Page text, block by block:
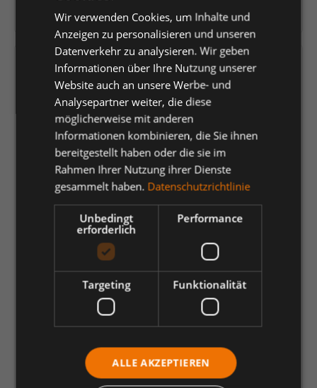
Herstellernummer: 1158-237
Versandfertig in 4 Tagen, Lieferzeit 1-3 Tage
Farbeauswählen
Gelb/Blue Ink
Orange/Anthrazit Grau Orange/Blue ink Orange/Grün
auswählen
4XL 6XL
XL XS
Anzahl verringern Anzahl erhöhen
Wir verwenden Cookies, um Inhalte und
Anzeigen zu personalisieren und unseren
Datenverkehr zu analysieren. Wir geben
Informationen über Ihre Nutzung unserer
Website auch an unsere Werbe- und
Analysepartner weiter, die diese
möglicherweise mit anderen
Informationen kombinieren, die Sie ihnen
bereitgestellt haben oder die sie im
Rahmen Ihrer Nutzung ihrer Dienste
gesammelt haben. Datenschutzrichtlinie
Unbedingt
erforderlich
Performance
Targeting Funktionalität
ALLE AKZEPTIEREN